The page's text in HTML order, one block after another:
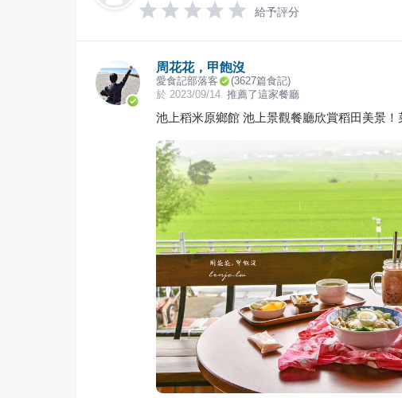
給予評分
周花花，甲飽沒
愛食記部落客 (3627篇食記)
於 2023/09/14 推薦了這家餐廳
池上稻米原鄉館 池上景觀餐廳欣賞稻田美景